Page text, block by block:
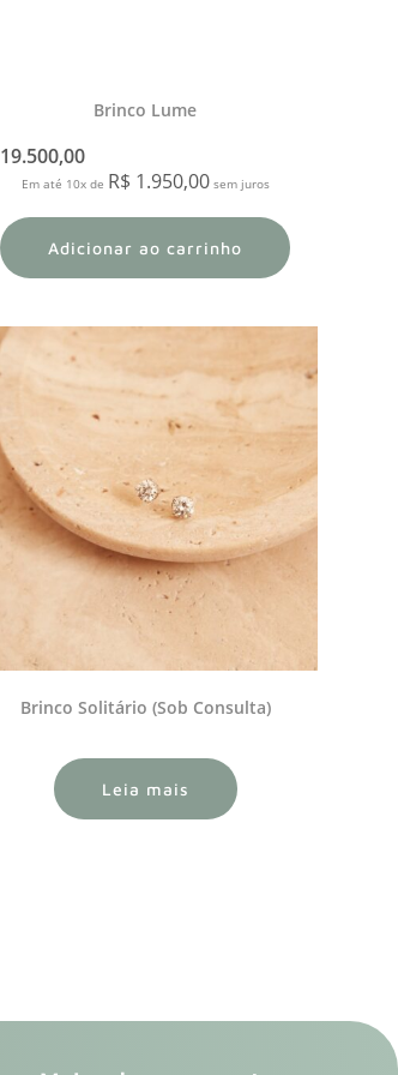
Brinco Lume
19.500,00
Em até 10x de R$ 1.950,00sem juros
Adicionar ao carrinho
Brinco Solitário (Sob Consulta)
Leia mais